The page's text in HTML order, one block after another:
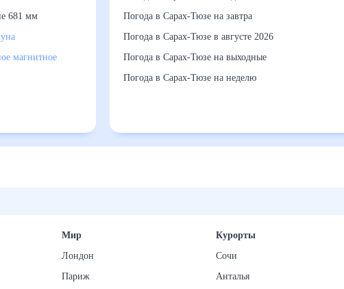
681 мм
магнитное
Погода в Сарах-Тюзе на завтра
Погода в Сарах-Тюзе в августе 2026
Погода в Сарах-Тюзе на выходные
Погода в Сарах-Тюзе на неделю
Мир
Лондон
Париж
Курорты
Сочи
Анталья